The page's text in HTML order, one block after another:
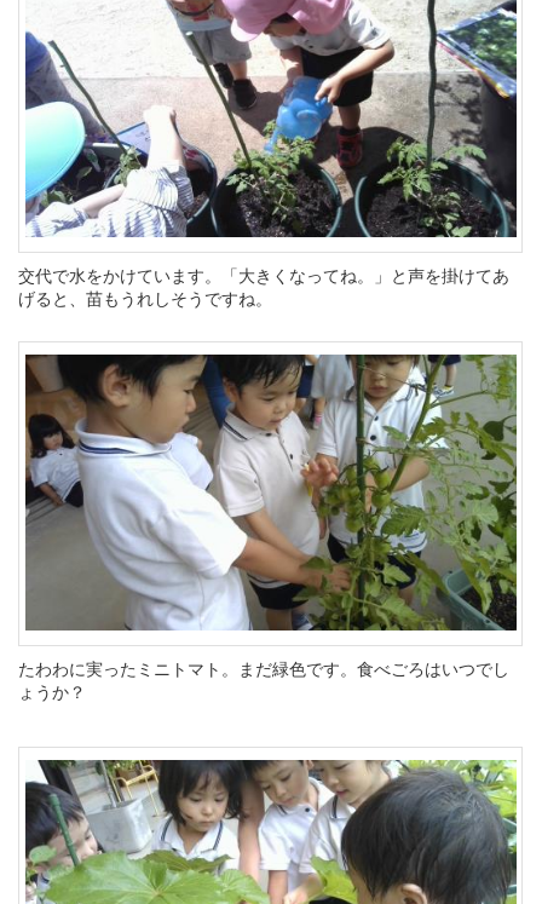
交代で水をかけています。「大きくなってね。」と声を掛けてあ
げると、苗もうれしそうですね。
たわわに実ったミニトマト。まだ緑色です。食べごろはいつでし
ょうか？